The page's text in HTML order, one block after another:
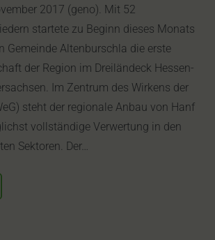
2017 (geno). Mit 52
startete zu Beginn dieses Monats
Gemeinde Altenburschla die erste
der Region im Dreiländeck Hessen-
Im Zentrum des Wirkens der
steht der regionale Anbau von Hanf
vollständige Verwertung in den
Sektoren. Der…